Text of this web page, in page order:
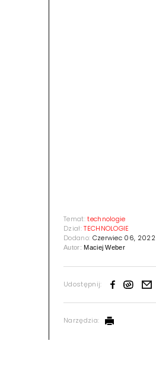
Temat:technologie
Dział:TECHNOLOGIE
Dodano: Czerwiec 06, 2022
Autor:Maciej Weber
Udostępnij:
Narzędzia: